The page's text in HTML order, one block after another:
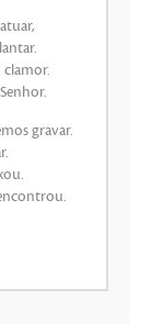
gravar.